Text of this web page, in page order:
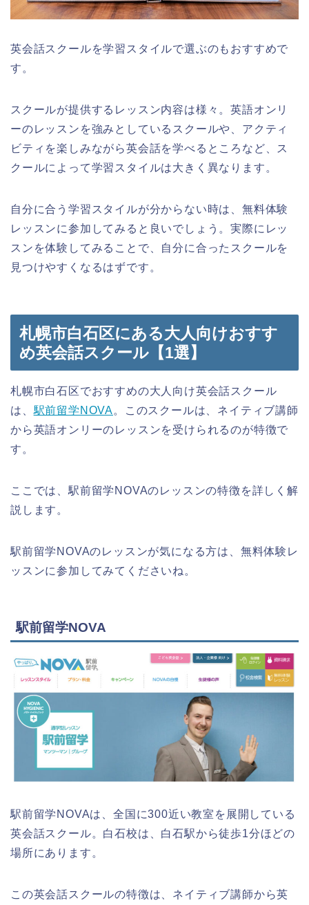
英会話スクールを学習スタイルで選ぶのもおすすめで
す。
スクールが提供するレッスン内容は様々。英語オンリ
ーのレッスンを強みとしているスクールや、アクティ
ビティを楽しみながら英会話を学べるところなど、ス
クールによって学習スタイルは大きく異なります。
自分に合う学習スタイルが分からない時は、無料体験
レッスンに参加してみると良いでしょう。実際にレッ
スンを体験してみることで、自分に合ったスクールを
見つけやすくなるはずです。
札幌市白石区にある大人向けおすす
め英会話スクール【1選】
札幌市白石区でおすすめの大人向け英会話スクール
は、 駅前留学NOVA。このスクールは、ネイティブ講師
から英語オンリーのレッスンを受けられるのが特徴で
す。
ここでは、駅前留学NOVAのレッスンの特徴を詳しく解
説します。
駅前留学NOVAのレッスンが気になる方は、無料体験レ
ッスンに参加してみてくださいね。
駅前留学NOVA
駅前留学NOVAは、全国に300近い教室を展開している
英会話スクール。白石校は、白石駅から徒歩1分ほどの
場所にあります。
この英会話スクールの特徴は、ネイティブ講師から英